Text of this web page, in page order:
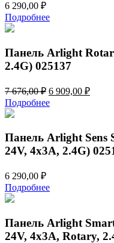
6 290,00 ₽
Подробнее
Панель Arlight
2.4G) 025137
7 676,00₽ Первоначальная
цена
составляла
676,00 ₽.
6 909,00 ₽
Подробнее
Панель Arlight Sens
24V, 4x3A, 2.4G)
6 290,00 ₽
Подробнее
Панель Arlight
24V, 4x3A, Rotary,